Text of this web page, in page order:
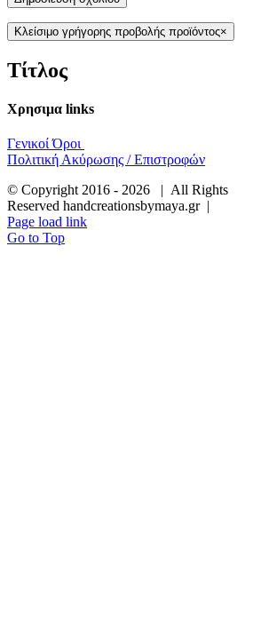
Κλείσιμο γρήγορης προβολής προϊόντος×
Τίτλος
Χρησιμα links
Γενικοί Όροι
Πολιτική Ακύρωσης / Επιστροφών
© Copyright 2016 - 2026 | All Rights
Reserved handcreationsbymaya.gr |
Page load link
Go to Top